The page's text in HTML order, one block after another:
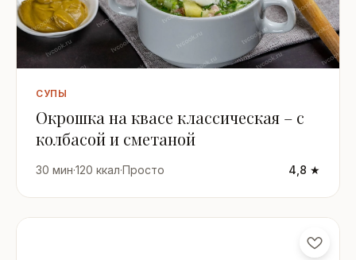
СУПЫ
Окрошка на квасе классическая – с
колбасой и сметаной
30 мин·120 ккал·Просто 4,8 ★